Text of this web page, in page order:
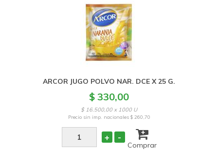
ARCOR JUGO POLVO NAR. DCE X 25 G.
$ 330,00
$ 16.500,00 x 1000 U
Precio sin imp. nacionales $ 260,70
+ -
Comprar